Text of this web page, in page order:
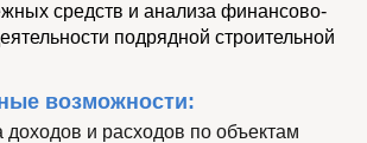
средств и анализа финансово-
подрядной строительной
возможности:
доходов и расходов по объектам